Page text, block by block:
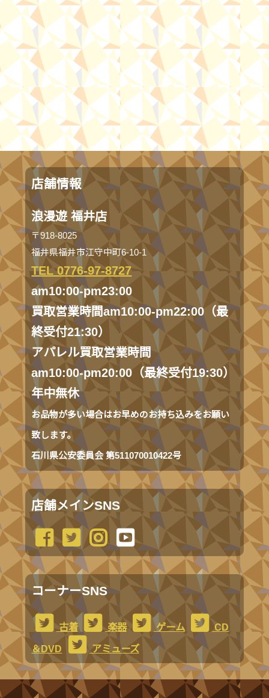
店舗情報
浪漫遊 福井店
〒918-8025
福井県福井市江守中町6-10-1
TEL 0776-97-8727
am10:00-pm23:00
買取営業時間am10:00-pm22:00（最
終受付21:30）
アパレル買取営業時間
am10:00-pm20:00（最終受付19:30）
年中無休
お品物が多い場合はお早めのお持ち込みをお願い
致します。
石川県公安委員会 第511070010422号
店舗メインSNS
コーナーSNS
古着 楽器 ゲーム
CD
＆DVD
アミューズ